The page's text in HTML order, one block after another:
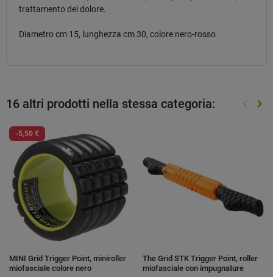
trattamento del dolore.
Diametro cm 15, lunghezza cm 30, colore nero-rosso
16 altri prodotti nella stessa categoria: keyboard_arrow_left keyboard_arrow_right
-5,50 €
MINI Grid Trigger Point, miniroller
miofasciale colore nero
The Grid STK Trigger Point, roller
miofasciale con impugnature